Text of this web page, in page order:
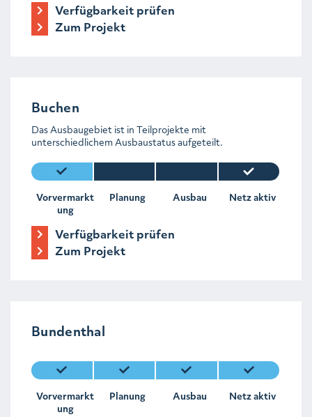
Verfügbarkeit prüfen
Zum Projekt
Buchen
Das Ausbaugebiet ist in Teilprojekte mit
unterschiedlichem Ausbaustatus aufgeteilt.
Vorvermarkt
ung
Planung Ausbau Netz aktiv
Verfügbarkeit prüfen
Zum Projekt
Bundenthal
Vorvermarkt
ung
Planung Ausbau Netz aktiv